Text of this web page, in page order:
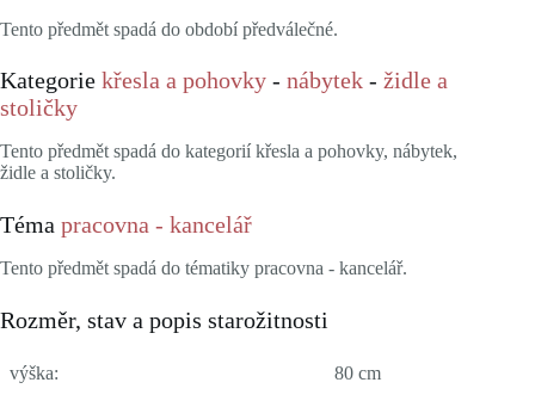
Tento předmět spadá do období předválečné.
Kategorie křesla a pohovky - nábytek - židle a
stoličky
Tento předmět spadá do kategorií křesla a pohovky, nábytek,
židle a stoličky.
Téma pracovna - kancelář
Tento předmět spadá do tématiky pracovna - kancelář.
Rozměr, stav a popis starožitnosti
výška:
80 cm